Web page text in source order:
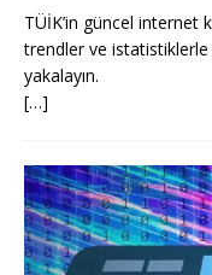
TÜİK’in güncel internet
trendler ve
yakalayın.
[…]